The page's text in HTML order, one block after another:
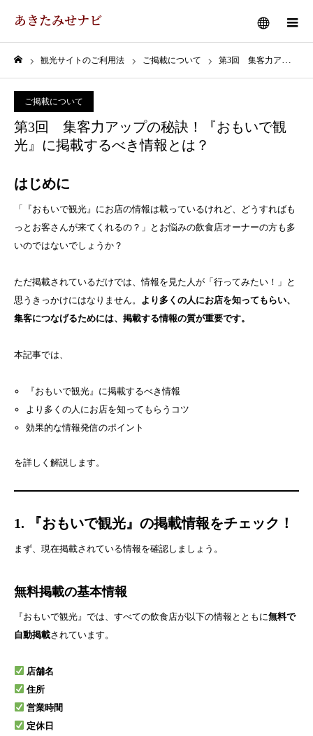
あきたみせナビ メニュー
観光サイトのご利用法 ご掲載について 第3回 集客力アップの秘訣！『おもいで観光』に掲載するべき情報とは？
ご掲載について
第3回 集客力アップの秘訣！『おもいで観
光』に掲載するべき情報とは？
はじめに
「『おもいで観光』にお店の情報は載っているけれど、どうすればも
っとお客さんが来てくれるの？」とお悩みの飲食店オーナーの方も多
いのではないでしょうか？
ただ掲載されているだけでは、情報を見た人が「行ってみたい！」と
思うきっかけにはなりません。 より多くの人にお店を知ってもらい、
集客につなげるためには、掲載する情報の質が重要です。
本記事では、
『おもいで観光』に掲載するべき情報
より多くの人にお店を知ってもらうコツ
効果的な情報発信のポイント
を詳しく解説します。
1. 『おもいで観光』の掲載情報をチェック！
まず、現在掲載されている情報を確認しましょう。
無料掲載の基本情報
『おもいで観光』では、すべての飲食店が以下の情報とともに無料で
自動掲載されています。
店舗名
住所
営業時間
定休日